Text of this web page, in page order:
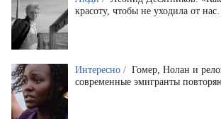
красоту, чтобы не уходила от
Интересно / Гомер, Нолан и
современные эмигранты